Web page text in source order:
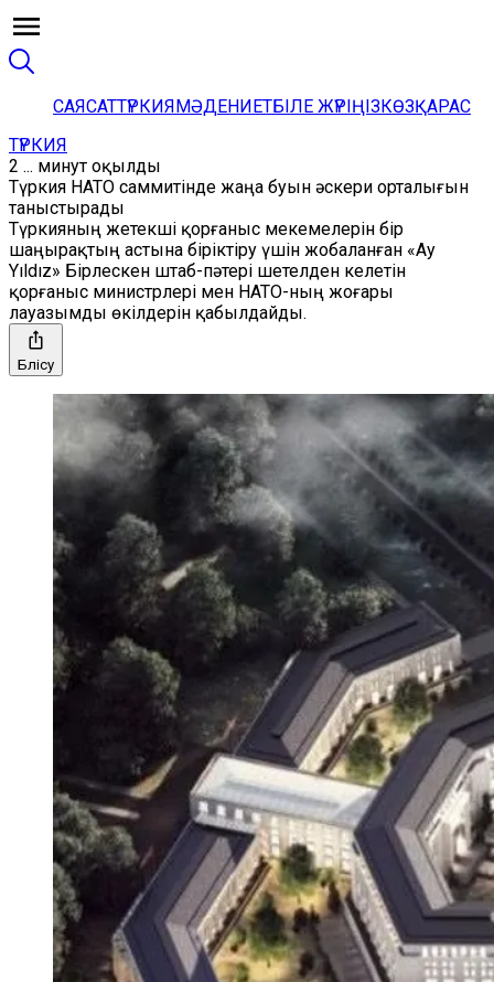
САЯСАТТҮРКИЯМӘДЕНИЕТБІЛЕ ЖҮРІҢІЗКӨЗҚАРАС
ТҮРКИЯ
2 ... минут оқылды
Түркия НАТО саммитінде жаңа буын әскери орталығын
таныстырады
Түркияның жетекші қорғаныс мекемелерін бір
шаңырақтың астына біріктіру үшін жобаланған «Ay
Yıldız» Бірлескен штаб-пәтері шетелден келетін
қорғаныс министрлері мен НАТО-ның жоғары
лауазымды өкілдерін қабылдайды.
Бөлісу